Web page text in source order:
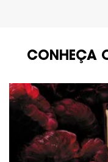
CONHEÇACONHEÇA